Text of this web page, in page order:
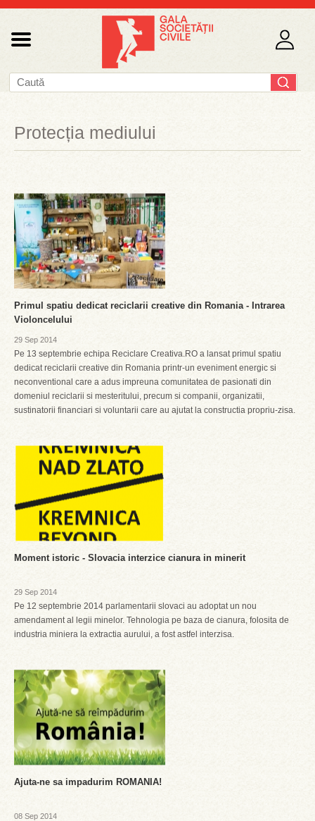
Protecția mediului
Primul spatiu dedicat reciclarii creative din Romania - Intrarea
Violoncelului
29 Sep 2014
Pe 13 septembrie echipa Reciclare Creativa.RO a lansat primul spatiu
dedicat reciclarii creative din Romania printr-un eveniment energic si
neconventional care a adus impreuna comunitatea de pasionati din
domeniul reciclarii si mesteritului, precum si companii, organizatii,
sustinatorii financiari si voluntarii care au ajutat la constructia propriu-zisa.
Moment istoric - Slovacia interzice cianura in minerit
29 Sep 2014
Pe 12 septembrie 2014 parlamentarii slovaci au adoptat un nou
amendament al legii minelor. Tehnologia pe baza de cianura, folosita de
industria miniera la extractia aurului, a fost astfel interzisa.
Ajuta-ne sa impadurim ROMANIA!
08 Sep 2014